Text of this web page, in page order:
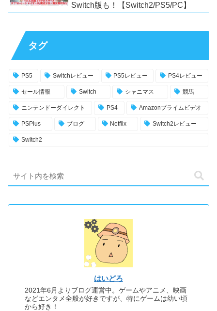
Switch版も！【Switch2/PS5/PC】
タグ
PS5 Switchレビュー PS5レビュー PS4レビュー
セール情報 Switch シャニマス 競馬
ニンテンドーダイレクト PS4 Amazonプライムビデオ
PSPlus ブログ Netflix Switch2レビュー
Switch2
はいどろ
2021年6月よりブログ運営中。ゲームやアニメ、映画
などエンタメ全般が好きですが、特にゲームは幼い頃
から好き！